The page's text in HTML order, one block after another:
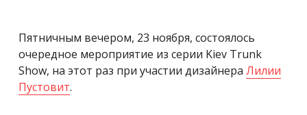
Пятничным вечером, 23 ноября, состоялось
очередное мероприятие из серии Kiev Trunk
Show, на этот раз при участии дизайнера Лилии
Пустовит.